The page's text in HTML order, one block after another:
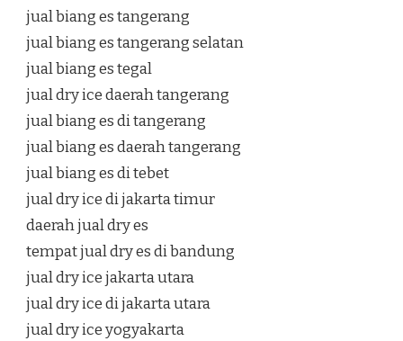
jual biang es tangerang
jual biang es tangerang selatan
jual biang es tegal
jual dry ice daerah tangerang
jual biang es di tangerang
jual biang es daerah tangerang
jual biang es di tebet
jual dry ice di jakarta timur
daerah jual dry es
tempat jual dry es di bandung
jual dry ice jakarta utara
jual dry ice di jakarta utara
jual dry ice yogyakarta